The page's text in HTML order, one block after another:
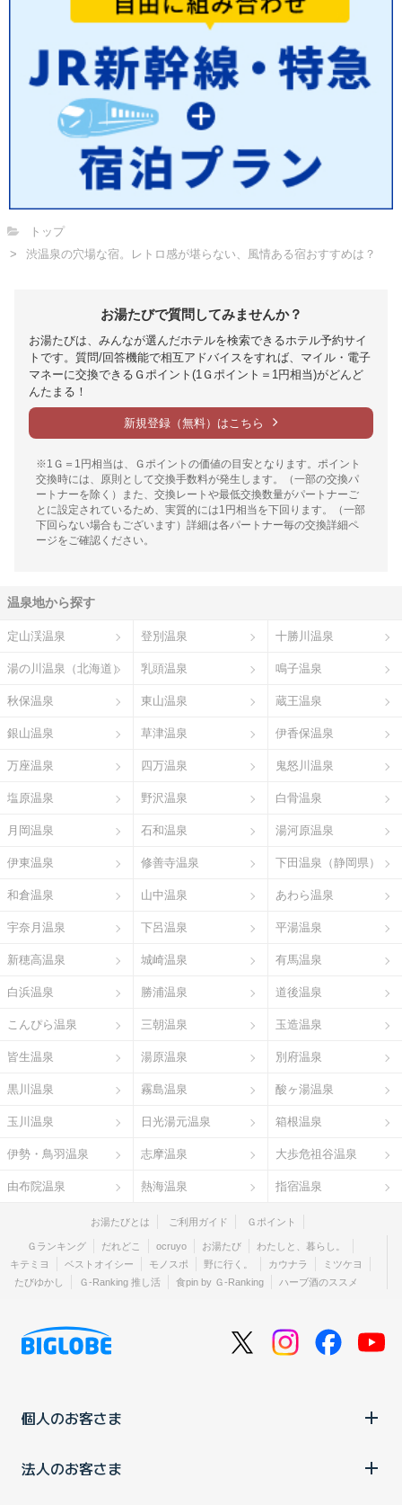
トップ
渋温泉の穴場な宿。レトロ感が堪らない、風情ある宿おすすめは？
お湯たびで質問してみませんか？
お湯たびは、みんなが選んだホテルを検索できるホテル予約サイ
トです。質問/回答機能で相互アドバイスをすれば、マイル・電子
マネーに交換できるＧポイント(1Ｇポイント＝1円相当)がどんど
んたまる！
新規登録（無料）はこちら
※1Ｇ＝1円相当は、Ｇポイントの価値の目安となります。ポイント
交換時には、原則として交換手数料が発生します。（一部の交換パ
ートナーを除く）また、交換レートや最低交換数量がパートナーご
とに設定されているため、実質的には1円相当を下回ります。（一部
下回らない場合もございます）詳細は各パートナー毎の交換詳細ペ
ージをご確認ください。
温泉地から探す
定山渓温泉 登別温泉 十勝川温泉
湯の川温泉（北海道） 乳頭温泉 鳴子温泉
秋保温泉 東山温泉 蔵王温泉
銀山温泉 草津温泉 伊香保温泉
万座温泉 四万温泉 鬼怒川温泉
塩原温泉 野沢温泉 白骨温泉
月岡温泉 石和温泉 湯河原温泉
伊東温泉 修善寺温泉 下田温泉（静岡県）
和倉温泉 山中温泉 あわら温泉
宇奈月温泉 下呂温泉 平湯温泉
新穂高温泉 城崎温泉 有馬温泉
白浜温泉 勝浦温泉 道後温泉
こんぴら温泉 三朝温泉 玉造温泉
皆生温泉 湯原温泉 別府温泉
黒川温泉 霧島温泉 酸ヶ湯温泉
玉川温泉 日光湯元温泉 箱根温泉
伊勢・鳥羽温泉 志摩温泉 大歩危祖谷温泉
由布院温泉 熱海温泉 指宿温泉
お湯たびとは ご利用ガイド Ｇポイント
Ｇランキング だれどこ ocruyo お湯たび
わたしと、暮らし。
キテミヨ
ベストオイシー モノスポ 野に行く。 カウナラ
ミツケヨ
たびゆかし
Ｇ-Ranking 推し活 食pin by Ｇ-Ranking ハーブ酒のススメ
個人のお客さま
法人のお客さま